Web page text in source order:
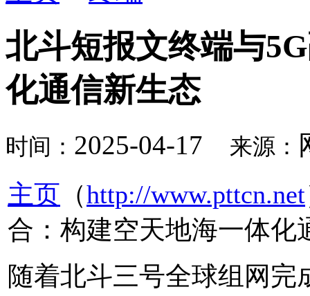
北斗短报文终端与
化通信新生态
时间： 2025-04-17 来源：
主页 （http://www.pttcn.net
合：构建空天地海一体化
随着北斗三号全球组网